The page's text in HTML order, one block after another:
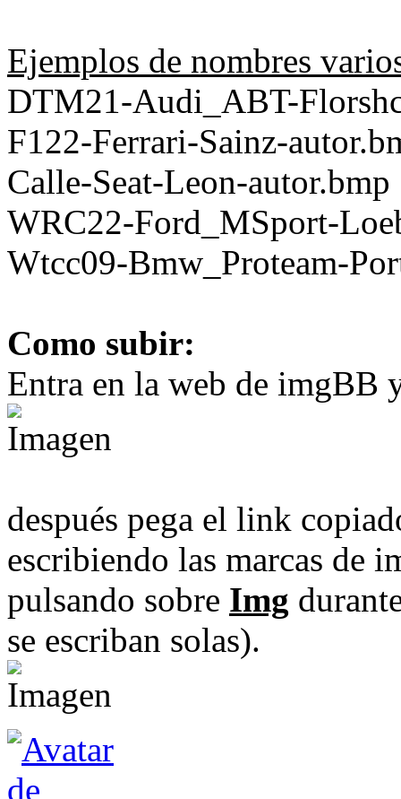
Ejemplos de nombres
DTM21-Audi_ABT-
F122-Ferrari-Sainz-
Calle-Seat-Leon-autor.bmp
WRC22-Ford_MSport-
Wtcc09-Bmw_Proteam-
Como subir:
Entra en la web de imgBB
después pega el link
escribiendo las marcas de
pulsando sobre Img
se escriban solas).